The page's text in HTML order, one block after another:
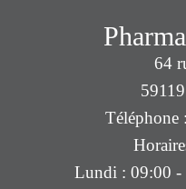
64
Téléphone
Lundi : 09:00 -